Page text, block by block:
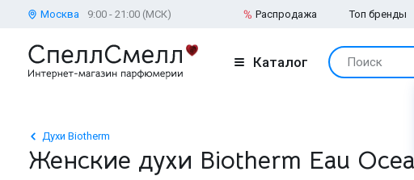
Москва 9:00 - 21:00 (МСК) Распродажа Топ бренды
Каталог Поиск
Духи Biotherm
Женские духи Biotherm Eau